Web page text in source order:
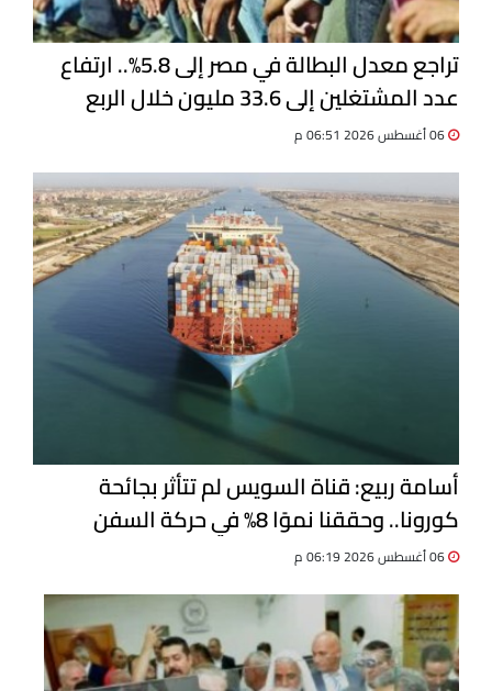
تراجع معدل البطالة في مصر إلى 5.8%.. ارتفاع
عدد المشتغلين إلى 33.6 مليون خلال الربع
الثاني 2026
أسامة ربيع: قناة السويس لم تتأثر بجائحة
كورونا.. وحققنا نموًا 8% في حركة السفن